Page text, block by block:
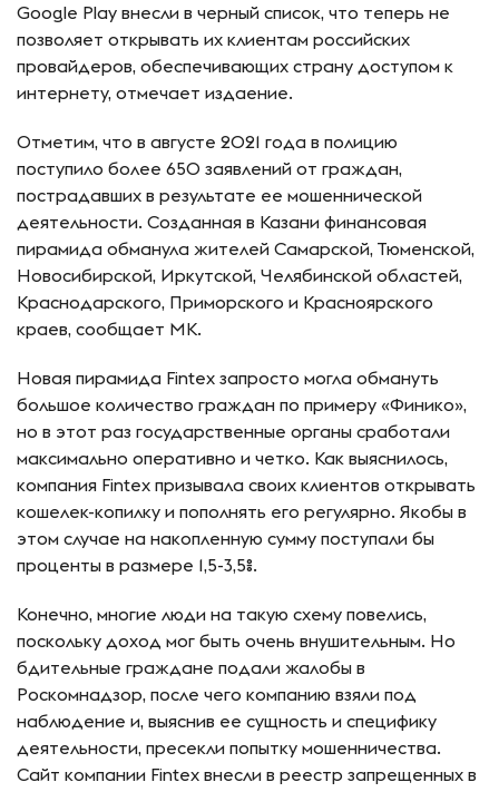
Google Play внесли в черный список, что теперь не
позволяет открывать их клиентам российских
провайдеров, обеспечивающих страну доступом к
интернету, отмечает издаение.
Отметим, что в августе 2021 года в полицию
поступило более 650 заявлений от граждан,
пострадавших в результате ее мошеннической
деятельности. Созданная в Казани финансовая
пирамида обманула жителей Самарской, Тюменской,
Новосибирской, Иркутской, Челябинской областей,
Краснодарского, Приморского и Красноярского
краев, сообщает МК.
Новая пирамида Fintex запросто могла обмануть
большое количество граждан по примеру «Финико»,
но в этот раз государственные органы сработали
максимально оперативно и четко. Как выяснилось,
компания Fintex призывала своих клиентов открывать
кошелек-копилку и пополнять его регулярно. Якобы в
этом случае на накопленную сумму поступали бы
проценты в размере 1,5-3,5%.
Конечно, многие люди на такую схему повелись,
поскольку доход мог быть очень внушительным. Но
бдительные граждане подали жалобы в
Роскомнадзор, после чего компанию взяли под
наблюдение и, выяснив ее сущность и специфику
деятельности, пресекли попытку мошенничества.
Сайт компании Fintex внесли в реестр запрещенных в